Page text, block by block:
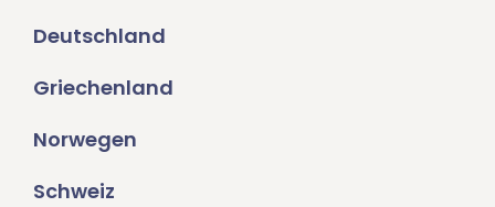
Deutschland
Griechenland
Norwegen
Schweiz